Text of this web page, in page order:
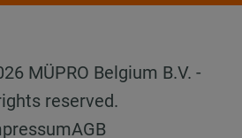
MÜPRO Belgium B.V. -
reserved.
AGB